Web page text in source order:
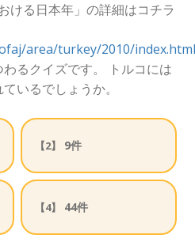
ける日本年」の詳細はコチラ
area/turkey/2010/index.html
るクイズです。 トルコには
いるでしょうか。
【2】 9件
【4】 44件